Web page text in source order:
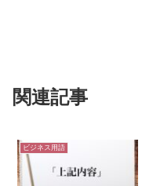
関連記事
ビジネス用語